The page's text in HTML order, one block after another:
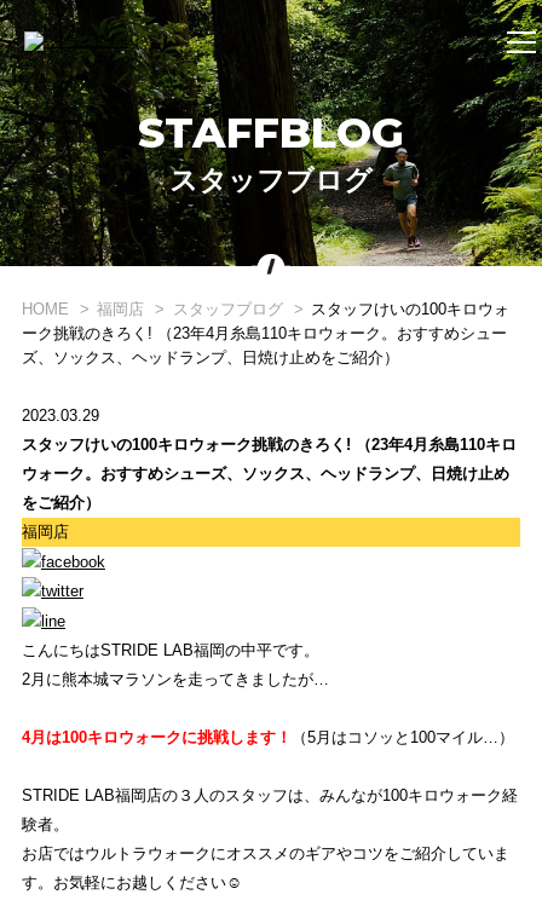
WHAT'S STRIDE LAB ?
STRIDE LABとは？
ONLINE SHOP
EVENT
イベント
STAFFBLOG
スタッフブログ
HOME 福岡店 スタッフブログ
スタッフけいの100キロウォ
ーク挑戦のきろく! （23年4月糸島110キロウォーク。おすすめシュー
ズ、ソックス、ヘッドランプ、日焼け止めをご紹介）
2023.03.29
スタッフけいの100キロウォーク挑戦のきろく! （23年4月糸島110キロ
ウォーク。おすすめシューズ、ソックス、ヘッドランプ、日焼け止め
をご紹介）
福岡店
こんにちはSTRIDE LAB福岡の中平です。
2月に熊本城マラソンを走ってきましたが…
4月は100キロウォークに挑戦します！ （5月はコソッと100マイル…）
STRIDE LAB福岡店の３人のスタッフは、みんなが100キロウォーク経
験者。
お店ではウルトラウォークにオススメのギアやコツをご紹介していま
す。お気軽にお越しください☺︎